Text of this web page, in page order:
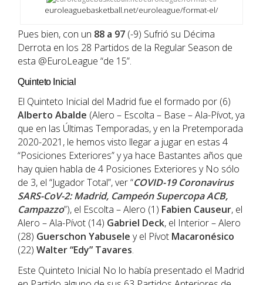
euroleaguebasketball.net/euroleague/format-el/
Pues bien, con un 88 a 97 (-9) Sufrió su Décima
Derrota en los 28 Partidos de la Regular Season de
esta @EuroLeague “de 15”.
Quinteto Inicial
El Quinteto Inicial del Madrid fue el formado por (6)
Alberto Abalde (Alero – Escolta – Base – Ala-Pívot, ya
que en las Últimas Temporadas, y en la Pretemporada
2020-2021, le hemos visto llegar a jugar en estas 4
“Posiciones Exteriores” y ya hace Bastantes años que
hay quien habla de 4 Posiciones Exteriores y No sólo
de 3, el “Jugador Total”, ver “COVID-19 Coronavirus
SARS-CoV-2: Madrid, Campeón Supercopa ACB,
Campazzo”), el Escolta – Alero (1) Fabien Causeur, el
Alero – Ala-Pívot (14) Gabriel Deck, el Interior – Alero
(28) Guerschon Yabusele y el Pívot Macaronésico
(22) Walter “Edy” Tavares.
Este Quinteto Inicial No lo había presentado el Madrid